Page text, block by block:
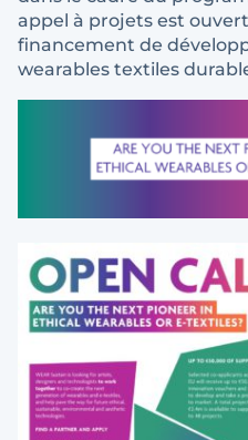
appel à projets est
financement de
wearables textiles